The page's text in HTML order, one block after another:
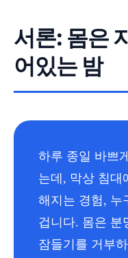
서론: 몸은
어있는 밤
하루 종일 바쁘
는데, 막상 침대
해지는 경험, 누
겁니다. 몸은 분
잠들기를 거부